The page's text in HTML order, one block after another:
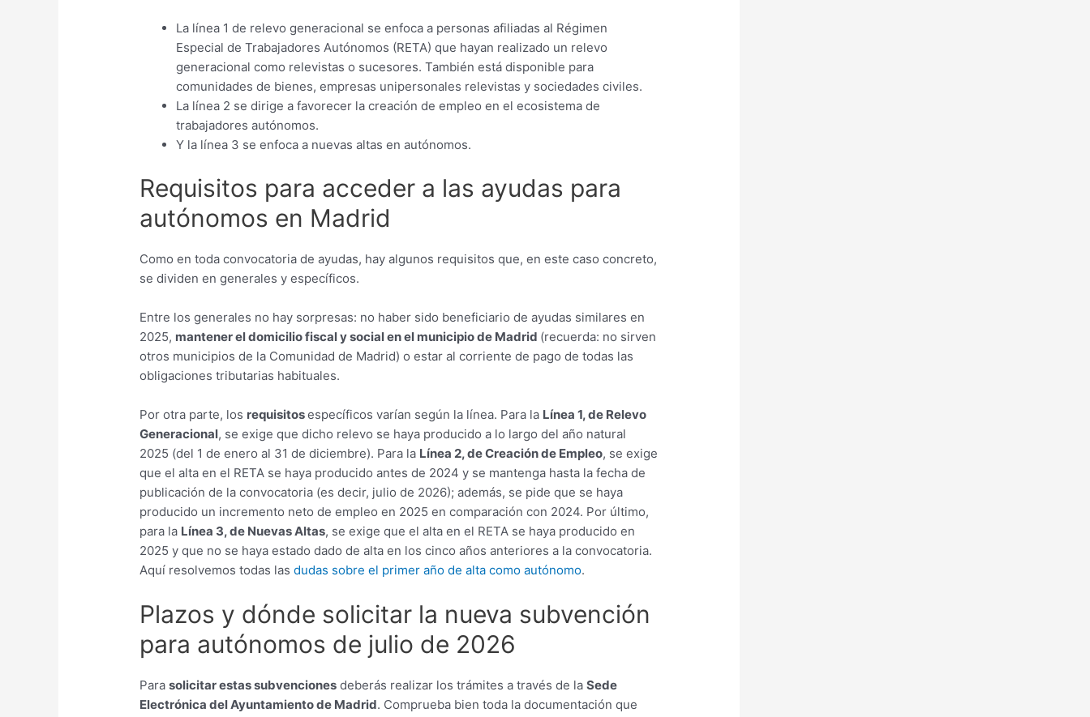
La línea 1 de relevo generacional se enfoca a personas afiliadas al Régimen
Especial de Trabajadores Autónomos (RETA) que hayan realizado un relevo
generacional como relevistas o sucesores. También está disponible para
comunidades de bienes, empresas unipersonales relevistas y sociedades civiles.
La línea 2 se dirige a favorecer la creación de empleo en el ecosistema de
trabajadores autónomos.
Y la línea 3 se enfoca a nuevas altas en autónomos.
Requisitos para acceder a las ayudas para
autónomos en Madrid
Como en toda convocatoria de ayudas, hay algunos requisitos que, en este caso concreto,
se dividen en generales y específicos.
Entre los generales no hay sorpresas: no haber sido beneficiario de ayudas similares en
2025, mantener el domicilio fiscal y social en el municipio de Madrid (recuerda: no sirven
otros municipios de la Comunidad de Madrid) o estar al corriente de pago de todas las
obligaciones tributarias habituales.
Por otra parte, los requisitosespecíficos varían según la línea. Para la Línea 1, de Relevo
Generacional, se exige que dicho relevo se haya producido a lo largo del año natural
2025 (del 1 de enero al 31 de diciembre). Para la Línea 2, de Creación de Empleo, se exige
que el alta en el RETA se haya producido antes de 2024 y se mantenga hasta la fecha de
publicación de la convocatoria (es decir, julio de 2026); además, se pide que se haya
producido un incremento neto de empleo en 2025 en comparación con 2024. Por último,
para la Línea 3, de Nuevas Altas, se exige que el alta en el RETA se haya producido en
2025 y que no se haya estado dado de alta en los cinco años anteriores a la convocatoria.
Aquí resolvemos todas lasdudas sobre el primer año de alta como autónomo.
Plazos y dónde solicitar la nueva subvención
para autónomos de julio de 2026
Parasolicitar estas subvenciones deberás realizar los trámites a través de laSede
Electrónica del Ayuntamiento de Madrid. Comprueba bien toda la documentación que